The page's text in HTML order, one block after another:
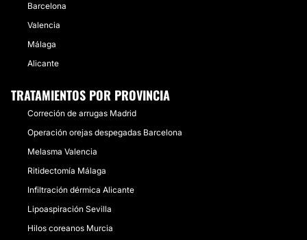
Barcelona
Valencia
Málaga
Alicante
TRATAMIENTOS POR PROVINCIA
Correción de arrugas Madrid
Operación orejas despegadas Barcelona
Melasma Valencia
Ritidectomía Málaga
Infiltración dérmica Alicante
Lipoaspiración Sevilla
Hilos coreanos Murcia